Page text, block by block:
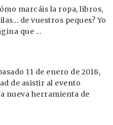
marcáis la ropa, libros,
de vuestros peques? Yo
que ...
11 de enero de 2018,
de asistir al evento
nueva herramienta de